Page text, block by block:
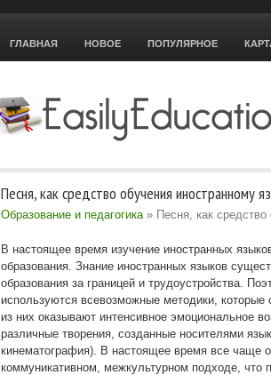
ГЛАВНАЯ НОВОЕ ПОПУЛЯРНОЕ
Песня, как средство обучения иностранному
Образование и педагогика» Песня, как средство
В настоящее время изучение иностранных
образования. Знание иностранных языков
образования за границей и трудоустройства.
используются всевозможные методики,
из них оказывают интенсивное эмоциональное
различные творения, созданные носителями
кинематография). В настоящее время все чаще
коммуникативном, межкультурном подходе, что